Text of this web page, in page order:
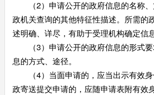
（2）申请公开的政府信息的名称、
政机关查询的其他特征性描述。所需的
述明确、详尽，有助于受理机构确定信
（3）申请公开的政府信息的形式要
息的方式、途径。
（4）当面申请的，应当出示有效身
政寄送提交申请的，应随申请表附有效